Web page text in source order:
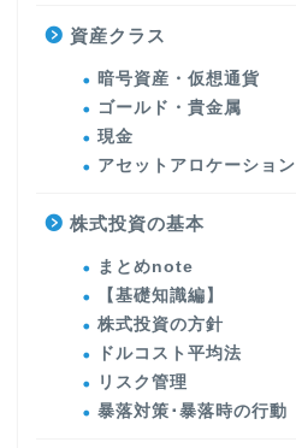
資産クラス
暗号資産・仮想通貨
ゴールド・貴金属
現金
アセットアロケーション
株式投資の基本
まとめnote
【基礎知識編】
株式投資の方針
ドルコスト平均法
リスク管理
暴落対策･暴落時の行動